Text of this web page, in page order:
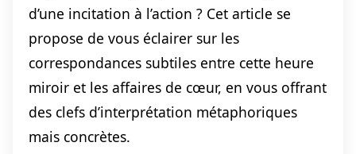
d’une incitation à l’action ? Cet article se
propose de vous éclairer sur les
correspondances subtiles entre cette heure
miroir et les affaires de cœur, en vous offrant
des clefs d’interprétation métaphoriques
mais concrètes.